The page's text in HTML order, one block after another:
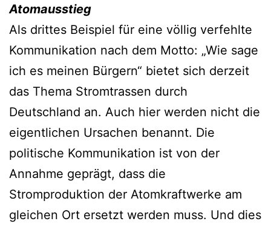
Atomausstieg
Als drittes Beispiel für eine völlig verfehlte
Kommunikation nach dem Motto: „Wie sage
ich es meinen Bürgern“ bietet sich derzeit
das Thema Stromtrassen durch
Deutschland an. Auch hier werden nicht die
eigentlichen Ursachen benannt. Die
politische Kommunikation ist von der
Annahme geprägt, dass die
Stromproduktion der Atomkraftwerke am
gleichen Ort ersetzt werden muss. Und dies